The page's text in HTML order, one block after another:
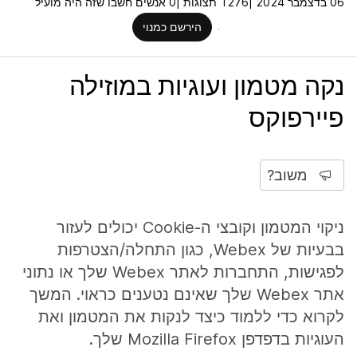
הירשם כמנוי
נקה מטמון ועוגיות במוזילה
פיירפוקס
משוב?
ניקוי המטמון וקובצי ה-Cookie יכולים לעזור
בבעיות של Webex, כגון התחלה/הצטרפות
לפגישות, התחברות לאתר Webex שלך או נתוני
אתר Webex שלך שאינם נטענים כראוי. המשך
לקרוא כדי ללמוד כיצד לנקות את המטמון ואת
העוגיות בדפדפן Mozilla Firefox שלך.